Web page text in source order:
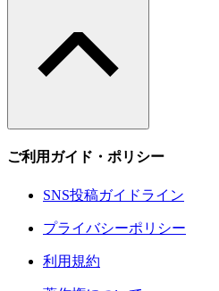
ご利用ガイド・ポリシー
SNS投稿ガイドライン
プライバシーポリシー
利用規約